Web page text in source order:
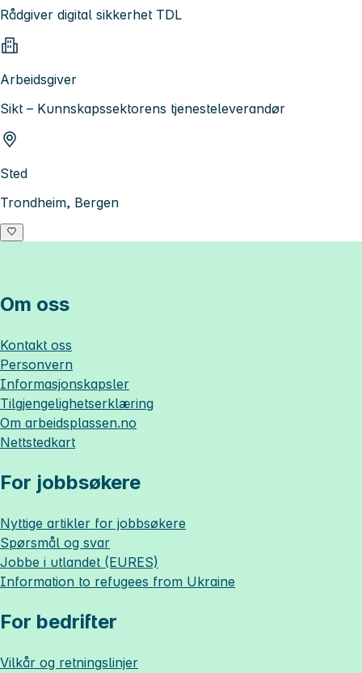
Rådgiver digital sikkerhet TDL
Arbeidsgiver
Sikt – Kunnskapssektorens tjenesteleverandør
Sted
Trondheim, Bergen
Om oss
Kontakt oss
Personvern
Informasjonskapsler
Tilgjengelighetserklæring
Om arbeidsplassen.no
Nettstedkart
For jobbsøkere
Nyttige artikler for jobbsøkere
Spørsmål og svar
Jobbe i utlandet (EURES)
Information to refugees from Ukraine
For bedrifter
Vilkår og retningslinjer